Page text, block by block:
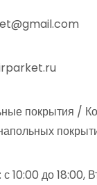
покрытия /
10:00 до 18:00,